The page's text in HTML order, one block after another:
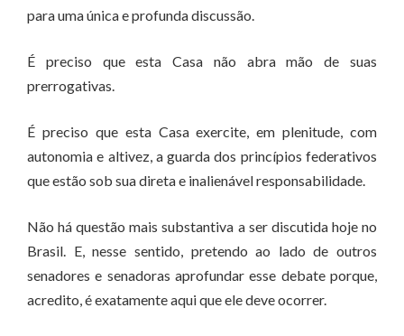
para uma única e profunda discussão.
É preciso que esta Casa não abra mão de suas
prerrogativas.
É preciso que esta Casa exercite, em plenitude, com
autonomia e altivez, a guarda dos princípios federativos
que estão sob sua direta e inalienável responsabilidade.
Não há questão mais substantiva a ser discutida hoje no
Brasil. E, nesse sentido, pretendo ao lado de outros
senadores e senadoras aprofundar esse debate porque,
acredito, é exatamente aqui que ele deve ocorrer.